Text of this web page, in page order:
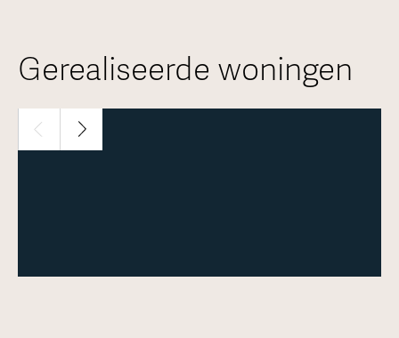
Gerealiseerde woningen
Meer over deze woning
1 / 30